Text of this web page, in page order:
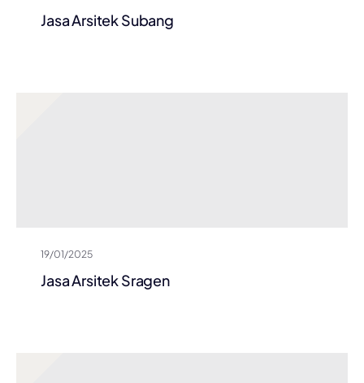
Jasa Arsitek Subang
19/01/2025
Jasa Arsitek Sragen